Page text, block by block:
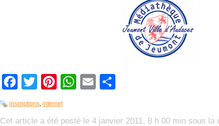
Facebook
TwitterPinterest
WhatsApp
Email
inscriptions, internet
Cet article a été posté le 4 janvier 2011, 8 h 00 min sous